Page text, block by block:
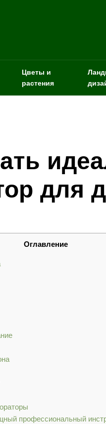
Цветы и
растения
для
Оглавление
профессиональный